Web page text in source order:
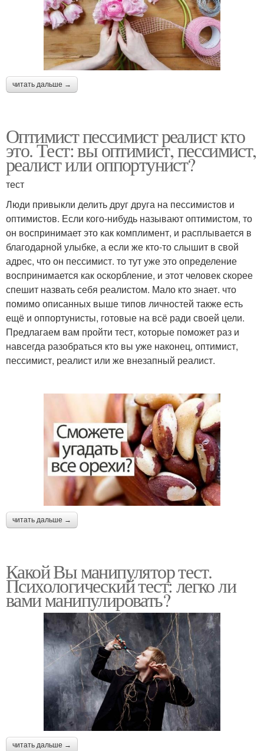
читать дальше →
Оптимист пессимист реалист кто
это. Тест: вы оптимист, пессимист,
реалист или оппортунист?
тест
Люди привыкли делить друг друга на пессимистов и
оптимистов. Если кого-нибудь называют оптимистом, то
он воспринимает это как комплимент, и расплывается в
благодарной улыбке, а если же кто-то слышит в свой
адрес, что он пессимист. то тут уже это определение
воспринимается как оскорбление, и этот человек скорее
спешит назвать себя реалистом. Мало кто знает. что
помимо описанных выше типов личностей также есть
ещё и оппортунисты, готовые на всё ради своей цели.
Предлагаем вам пройти тест, которые поможет раз и
навсегда разобраться кто вы уже наконец, оптимист,
пессимист, реалист или же внезапный реалист.
читать дальше →
Какой Вы манипулятор тест.
Психологический тест: легко ли
вами манипулировать?
читать дальше →